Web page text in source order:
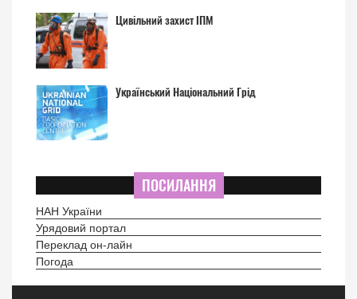
Цивільний захист ІПМ
Український Національний Грід
ПОСИЛАННЯ
НАН України
Урядовий портал
Переклад он-лайн
Погода